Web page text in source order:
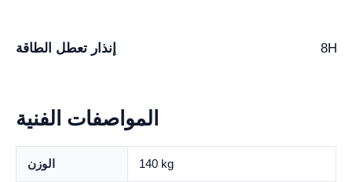
إنذار تعطل الطاقة 8H
المواصفات الفنية
الوزن 140 kg